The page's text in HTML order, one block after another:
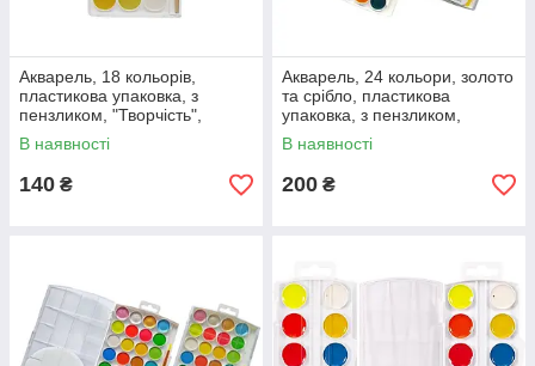
Акварель, 18 кольорів,
пластикова упаковка, з
пензликом, "Творчість",
ГАММА'UA
В наявності
140 ₴
Акварель, 24 кольори, золото
та срібло, пластикова
упаковка, з пензликом,
"RUDIX", ГАММА'UA
В наявності
200 ₴